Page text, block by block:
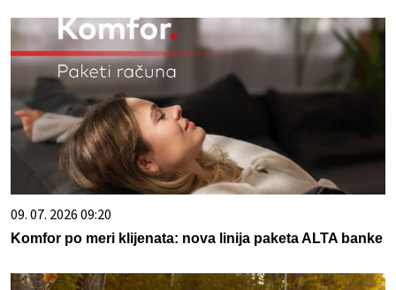
09. 07. 2026 09:20
Komfor po meri klijenata: nova linija paketa ALTA banke